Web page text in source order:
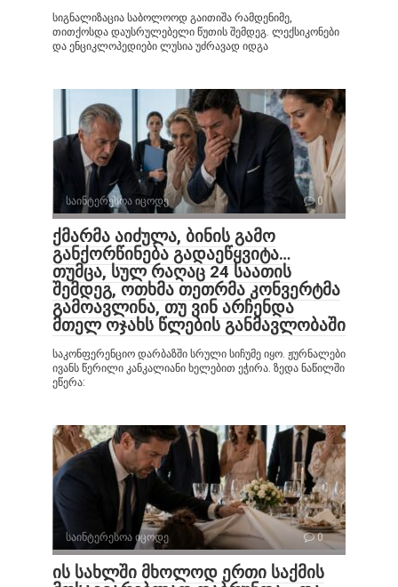
სიგნალიზაცია საბოლოოდ გაითიშა რამდენიმე,
თითქოსდა დაუსრულებელი წუთის შემდეგ. ლექსიკონები
და ენციკლოპედიები ლუსია უძრავად იდგა
საინტერესოა იცოდე 0
ქმარმა აიძულა, ბინის გამო
განქორწინება გადაეწყვიტა…
თუმცა, სულ რაღაც 24 საათის
შემდეგ, ოთხმა თეთრმა კონვერტმა
გამოავლინა, თუ ვინ არჩენდა
მთელ ოჯახს წლების განმავლობაში
საკონფერენციო დარბაზში სრული სიჩუმე იყო. ჟურნალები
ივანს წერილი კანკალიანი ხელებით ეჭირა. ზედა ნაწილში
ეწერა:
საინტერესოა იცოდე 0
ის სახლში მხოლოდ ერთი საქმის